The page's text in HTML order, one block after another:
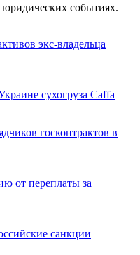
событиях.
экс-владельца
сухогруза Caffa
госконтрактов в
от переплаты за
санкции